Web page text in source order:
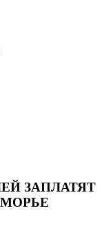
ЗАПЛАТЯТ